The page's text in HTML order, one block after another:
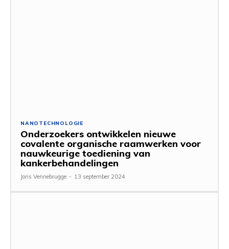
NANOTECHNOLOGIE
Onderzoekers ontwikkelen nieuwe
covalente organische raamwerken voor
nauwkeurige toediening van
kankerbehandelingen
Joris Vennebrugge - 13 september 2024